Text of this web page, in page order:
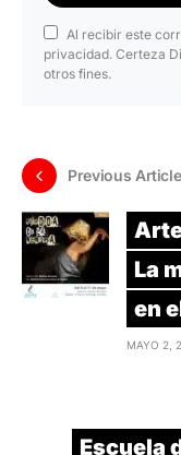
Al recibir este
privacidad. Certeza
otros fines.
Previous Article
La
en
MAYO 2,
Escuela